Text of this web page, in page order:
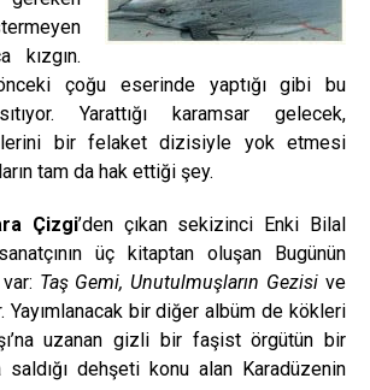
kızgın.
çoğu eserinde yaptığı gibi bu
Yarattığı karamsar gelecek,
bir felaket dizisiyle yok etmesi
tam da hak ettiği şey.
Çizgi’den çıkan sekizinci Enki Bilal
üç kitaptan oluşan Bugünün
Taş Gemi, Unutulmuşların Gezisi ve
. Yayımlanacak bir diğer albüm de kökleri
uzanan gizli bir faşist örgütün bir
saldığı dehşeti konu alan Karadüzenin